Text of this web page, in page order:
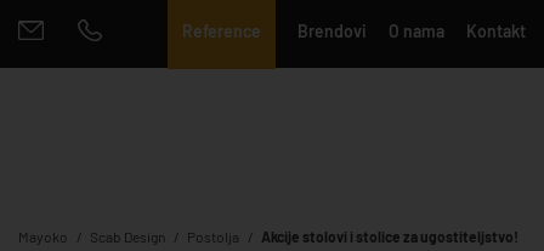
Reference Brendovi O nama Kontakt
Mayoko Scab Design Postolja Akcije stolovi i stolice za ugostiteljstvo!